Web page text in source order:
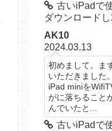
古いiPadで
ダウンロード
AK10
2024.03.13
初めまして。ま
いただきました
iPad miniを
がに落ちること
んでいたと...
古いiPadで